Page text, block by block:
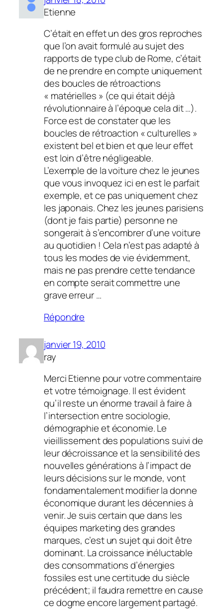
Etienne
C’était en effet un des gros reproches
que l’on avait formulé au sujet des
rapports de type club de Rome, c’était
de ne prendre en compte uniquement
des boucles de rétroactions
« matérielles » (ce qui était déjà
révolutionnaire à l’époque cela dit …).
Force est de constater que les
boucles de rétroaction « culturelles »
existent bel et bien et que leur effet
est loin d’être négligeable.
L’exemple de la voiture chez le jeunes
que vous invoquez ici en est le parfait
exemple, et ce pas uniquement chez
les japonais. Chez les jeunes parisiens
(dont je fais partie) personne ne
songerait à s’encombrer d’une voiture
au quotidien ! Cela n’est pas adapté à
tous les modes de vie évidemment,
mais ne pas prendre cette tendance
en compte serait commettre une
grave erreur …
Répondre
janvier 19, 2010
ray
Merci Etienne pour votre commentaire
et votre témoignage. Il est évident
qu’il reste un énorme travail à faire à
l’intersection entre sociologie,
démographie et économie. Le
vieillissement des populations suivi de
leur décroissance et la sensibilité des
nouvelles générations à l’impact de
leurs décisions sur le monde, vont
fondamentalement modifier la donne
économique durant les décennies à
venir. Je suis certain que dans les
équipes marketing des grandes
marques, c’est un sujet qui doit être
dominant. La croissance inéluctable
des consommations d’énergies
fossiles est une certitude du siècle
précédent; il faudra remettre en cause
ce dogme encore largement partagé.